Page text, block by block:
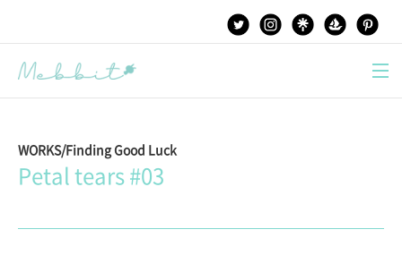
WORKS/Finding Good Luck
Petal tears #03